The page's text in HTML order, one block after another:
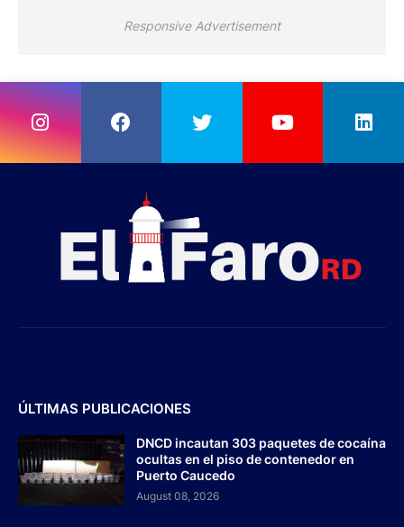
Responsive Advertisement
ÚLTIMAS PUBLICACIONES
DNCD incautan 303 paquetes de cocaína
ocultas en el piso de contenedor en
Puerto Caucedo
August 08, 2026